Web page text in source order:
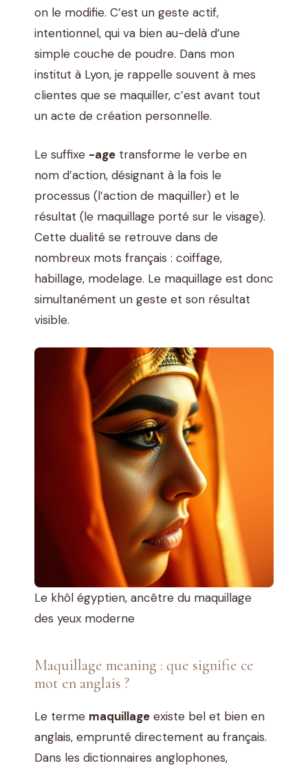
on le modifie. C’est un geste actif,
intentionnel, qui va bien au-delà d’une
simple couche de poudre. Dans mon
institut à Lyon, je rappelle souvent à mes
clientes que se maquiller, c’est avant tout
un acte de création personnelle.
Le suffixe -age transforme le verbe en
nom d’action, désignant à la fois le
processus (l’action de maquiller) et le
résultat (le maquillage porté sur le visage).
Cette dualité se retrouve dans de
nombreux mots français : coiffage,
habillage, modelage. Le maquillage est donc
simultanément un geste et son résultat
visible.
Le khôl égyptien, ancêtre du maquillage
des yeux moderne
Maquillage meaning : que signifie ce
mot en anglais ?
Le terme maquillage existe bel et bien en
anglais, emprunté directement au français.
Dans les dictionnaires anglophones,